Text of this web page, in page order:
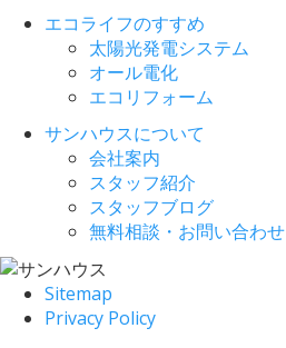
エコライフのすすめ
太陽光発電システム
オール電化
エコリフォーム
サンハウスについて
会社案内
スタッフ紹介
スタッフブログ
無料相談・お問い合わせ
Sitemap
Privacy Policy